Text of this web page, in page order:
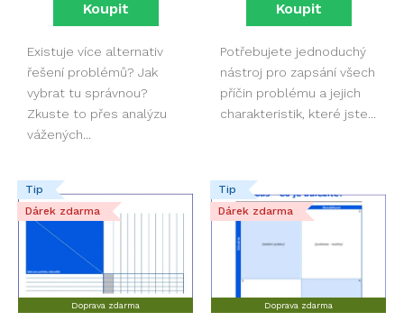
Existuje více alternativ
řešení problémů? Jak
vybrat tu správnou?
Zkuste to přes analýzu
vážených...
Potřebujete jednoduchý
nástroj pro zapsání všech
příčin problému a jejich
charakteristik, které jste...
Tip
Dárek zdarma
Doprava zdarma
Tip
Dárek zdarma
Doprava zdarma